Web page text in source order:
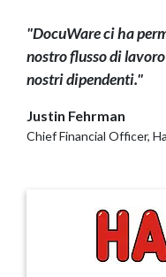
"DocuWare ci ha
nostro flusso di
nostri dipendenti."
Justin Fehrman
Chief Financial Officer,